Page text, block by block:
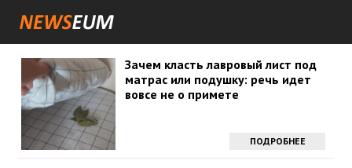
Зачем класть лавровый лист под
матрас или подушку: речь идет
вовсе не о примете
ПОДРОБНЕЕ